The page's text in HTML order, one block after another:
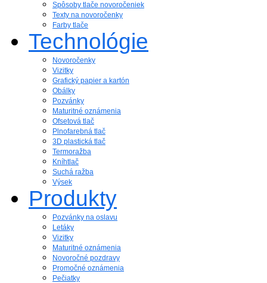
Spôsoby tlače novoročeniek
Texty na novoročenky
Farby tlače
Technológie
Novoročenky
Vizitky
Grafický papier a kartón
Obálky
Pozvánky
Maturitné oznámenia
Ofsetová tlač
Plnofarebná tlač
3D plastická tlač
Termoražba
Kníhtlač
Suchá ražba
Výsek
Produkty
Pozvánky na oslavu
Letáky
Vizitky
Maturitné oznámenia
Novoročné pozdravy
Promočné oznámenia
Pečiatky